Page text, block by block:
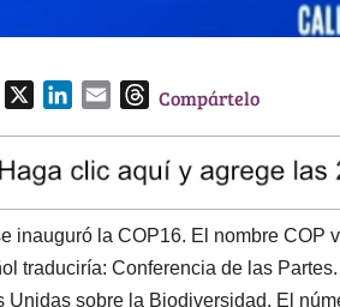
e
k
e
d
I
n
l
T
e
a
d
s
Compártelo
inauguró la COP16. El nombre COP
traduciría: Conferencia de las
Unidas sobre la Biodiversidad. El